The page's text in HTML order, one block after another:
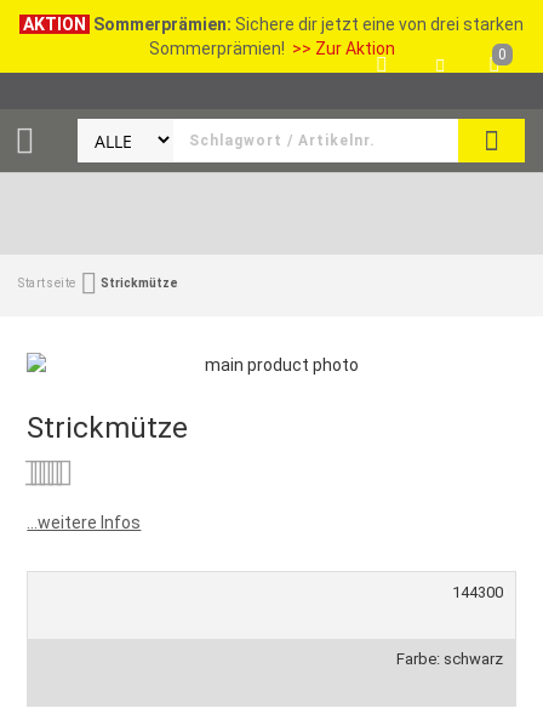
AKTION Sommerprämien: Sichere dir jetzt eine von drei starken
Sommerprämien! >> Zur Aktion 0
Startseite Strickmütze
Strickmütze
...weitere Infos
144300
Farbe: schwarz